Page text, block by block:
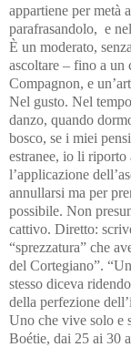
appartiene per metà
parafrasandolo, e
È un moderato,
ascoltare – fino a un
Compagnon, e
Nel gusto. Nel
danzo, quando
bosco, se i miei
estranee, io li riporto
l’applicazione
annullarsi ma per
possibile. Non
cattivo. Diretto:
“sprezzatura” che
del Cortegiano”.
stesso diceva
della perfezione
Uno che vive solo e
Boétie, dai 25 ai 30